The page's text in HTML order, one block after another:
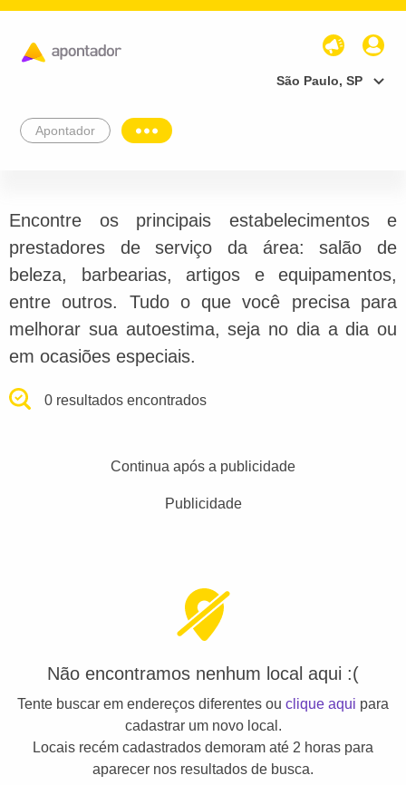
São Paulo, SP
Apontador
Encontre os principais estabelecimentos e
prestadores de serviço da área: salão de
beleza, barbearias, artigos e equipamentos,
entre outros. Tudo o que você precisa para
melhorar sua autoestima, seja no dia a dia ou
em ocasiões especiais.
0 resultados encontrados
Continua após a publicidade
Publicidade
Não encontramos nenhum local aqui :(
Tente buscar em endereços diferentes ou clique aqui para
cadastrar um novo local.
Locais recém cadastrados demoram até 2 horas para
aparecer nos resultados de busca.